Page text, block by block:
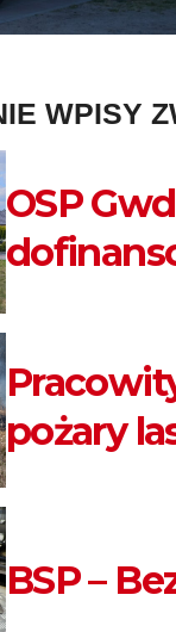
WPISY
OSP
pożary
BSP –